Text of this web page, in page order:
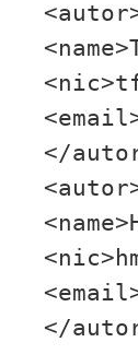
</
</